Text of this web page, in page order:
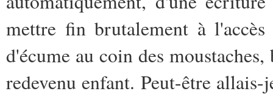
mettre fin brutalement à
d'écume au coin des
redevenu enfant. Peut-être